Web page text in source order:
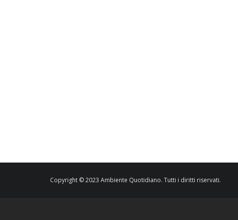
Copyright © 2023 Ambiente Quotidiano. Tutti i diritti riservati.